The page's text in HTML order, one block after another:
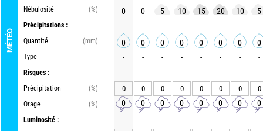
MÉTÉO
Nébulosité
(%)
Précipitations :
Quantité
(mm)
Type
Risques :
Précipitation
(%)
Orage
(%)
Luminosité :
0 0 5 10 15 20 10 5
0 0 0 0 0 0 0 0
- - - - - - - -
0 0 0 0 0 0 0 0
0 0 0 0 0 0 0 0